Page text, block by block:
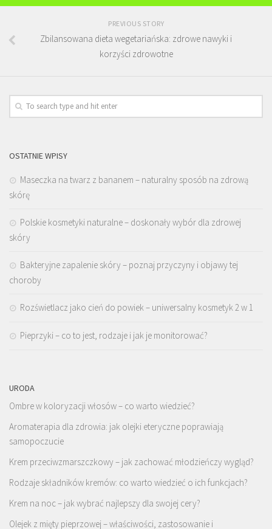
PREVIOUS STORY
Zbilansowana dieta wegetariańska: zdrowe nawyki i
korzyści zdrowotne
OSTATNIE WPISY
Maseczka na twarz z bananem – naturalny sposób na zdrową
skórę
Polskie kosmetyki naturalne – doskonały wybór dla zdrowej
skóry
Bakteryjne zapalenie skóry – poznaj przyczyny i objawy tej
choroby
Rozświetlacz jako cień do powiek – uniwersalny kosmetyk 2 w 1
Pieprzyki – co to jest, rodzaje i jak je monitorować?
URODA
Ombre w koloryzacji włosów – co warto wiedzieć?
Aromaterapia dla zdrowia: jak olejki eteryczne poprawiają
samopoczucie
Krem przeciwzmarszczkowy – jak zachować młodzieńczy wygląd?
Rodzaje składników kremów: co warto wiedzieć o ich funkcjach?
Krem na noc – jak wybrać najlepszy dla swojej cery?
Olejek z mięty pieprzowej – właściwości, zastosowanie i